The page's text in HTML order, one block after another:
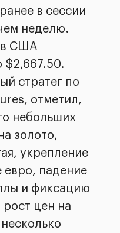
в сессии
неделю.
в США
$2,667.50.
стратег по
отметил,
небольших
золото,
укрепление
евро, падение
и фиксацию
цен на